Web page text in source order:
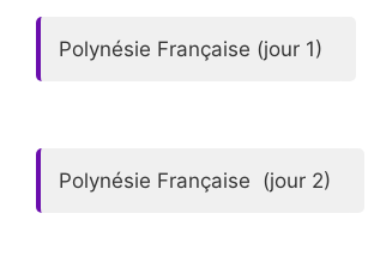
Polynésie Française (jour 1)
Polynésie Française (jour 2)